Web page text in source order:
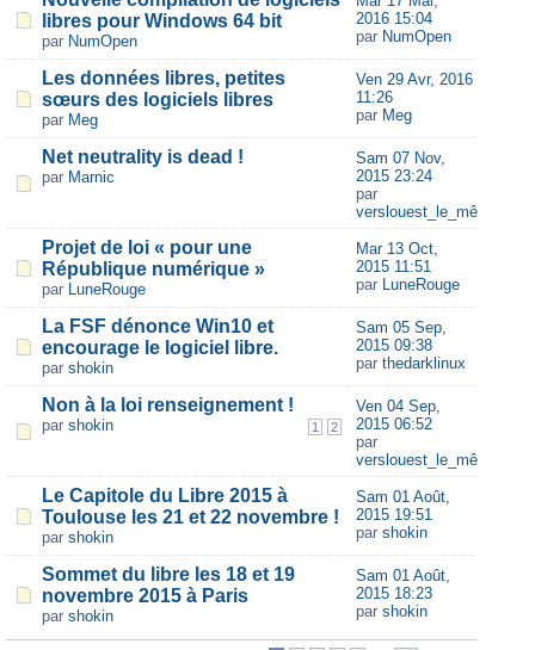
libres pour Windows 64 bit
par NumOpen
2016 15:04
par NumOpen
Les données libres, petites
sœurs des logiciels libres
par Meg
Ven 29 Avr, 2016
11:26
par Meg
Net neutrality is dead !
par Marnic
Sam 07 Nov,
2015 23:24
par
verslouest_le_même
Projet de loi « pour une
République numérique »
par LuneRouge
Mar 13 Oct,
2015 11:51
par LuneRouge
La FSF dénonce Win10 et
encourage le logiciel libre.
par shokin
Sam 05 Sep,
2015 09:38
par thedarklinux
Non à la loi renseignement !
1 2
par shokin
Ven 04 Sep,
2015 06:52
par
verslouest_le_même
Le Capitole du Libre 2015 à
Toulouse les 21 et 22 novembre !
par shokin
Sam 01 Août,
2015 19:51
par shokin
Sommet du libre les 18 et 19
novembre 2015 à Paris
par shokin
Sam 01 Août,
2015 18:23
par shokin